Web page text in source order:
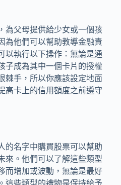
為父母提供給少女或一個孩
為他們可以幫助教導金融責
以執行以下操作：無論是通
子成為其中一個卡片的授權
棘手，所以你應該設定地面
高卡上的信用額度之前遵守
的名字中購買股票可以幫助
來。他們可以了解這些類型
而增加或波動，無論是最好
這些類型的禮物是保持給予